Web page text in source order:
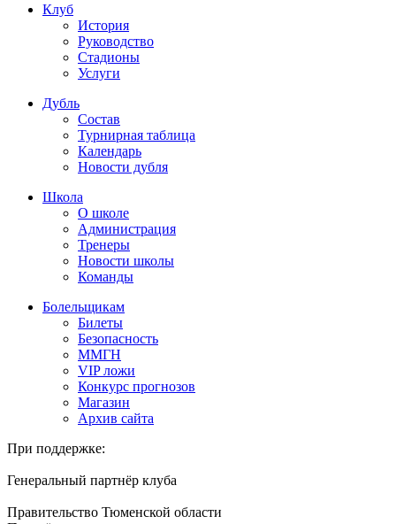
Клуб
История
Руководство
Стадионы
Услуги
Дубль
Состав
Турнирная таблица
Календарь
Новости дубля
Школа
О школе
Администрация
Тренеры
Новости школы
Команды
Болельщикам
Билеты
Безопасность
ММГН
VIP ложи
Конкурс прогнозов
Магазин
Архив сайта
При поддержке:
Генеральный партнёр клуба
Правительство Тюменской области